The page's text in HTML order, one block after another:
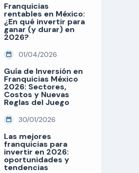
Franquicias
rentables en México:
¿En qué invertir para
ganar (y durar) en
2026?
01/04/2026
Guía de Inversión en
Franquicias México
2026: Sectores,
Costos y Nuevas
Reglas del Juego
30/01/2026
Las mejores
franquicias para
invertir en 2026:
oportunidades y
tendencias